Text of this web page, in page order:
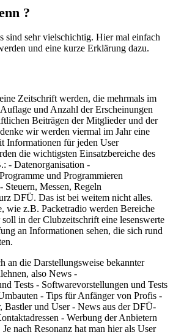
?
sind sehr vielschichtig. Hier mal einfach
und eine kurze Erklärung dazu.
Zeitschrift werden, die mehrmals im
und Anzahl der Erscheinungen
Beiträgen der Mitglieder und der
wir werden viermal im Jahr eine
Informationen für jeden User
die wichtigsten Einsatzbereiche des
- Datenorganisation -
und Programmieren
Messen, Regeln
DFÜ. Das ist bei weitem nicht alles.
wie z.B. Packetradio werden Bereiche
soll in der Clubzeitschrift eine lesenswerte
an Informationen sehen, die sich rund
an die Darstellungsweise bekannter
also News -
Tests - Softwarevorstellungen und Tests
- Tips für Anfänger von Profis -
Bastler und User - News aus der DFÜ-
- Werbung der Anbietern
nach Resonanz hat man hier als User